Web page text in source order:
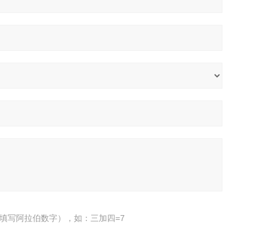
写阿拉伯数字），如：三加四=7